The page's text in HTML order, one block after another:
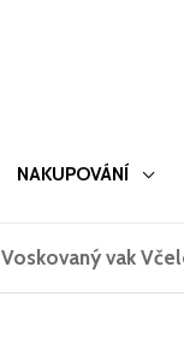
NAKUPOVÁNÍ
Voskovaný vak